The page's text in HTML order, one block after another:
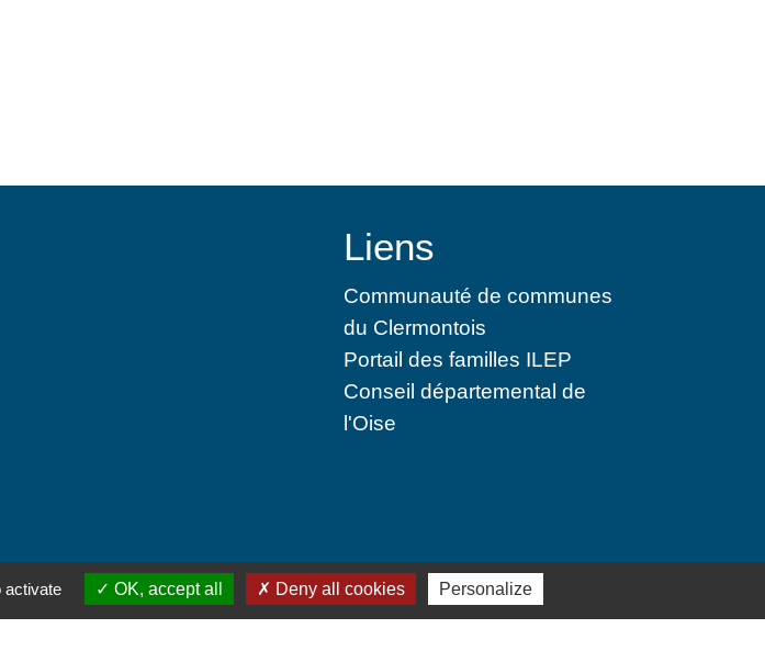
Liens
Communauté de communes
du Clermontois
Portail des familles ILEP
Conseil départemental de
l'Oise
- Plan du site - Gestion des cookies
activate OK, accept all Deny all cookies Personalize